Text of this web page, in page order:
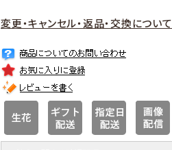
変更・キャンセル・返品・交換について